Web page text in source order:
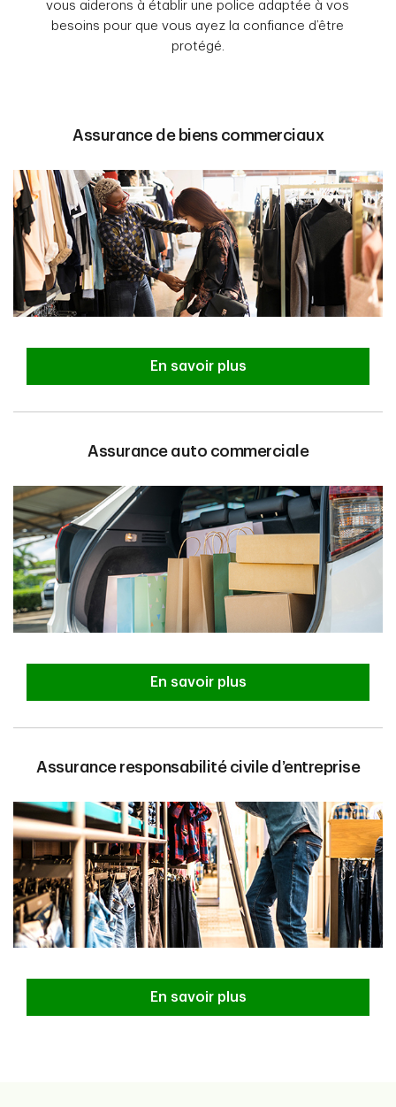
vous aiderons à établir une police adaptée à vos
besoins pour que vous ayez la confiance d’être
protégé.
Assurance de biens commerciaux
En savoir plus
Assurance auto commerciale
En savoir plus
Assurance responsabilité civile d’entreprise
En savoir plus